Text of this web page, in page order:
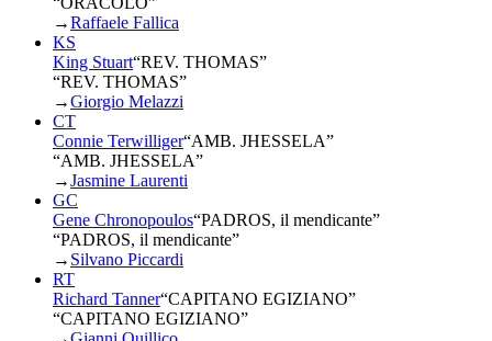
→Raffaele Fallica
KS
King Stuart“REV. THOMAS”
“REV. THOMAS”
→Giorgio Melazzi
CT
Connie Terwilliger“AMB. JHESSELA”
“AMB. JHESSELA”
→Jasmine Laurenti
GC
Gene Chronopoulos“PADROS, il mendicante”
“PADROS, il mendicante”
→ Silvano Piccardi
RT
Richard Tanner“CAPITANO EGIZIANO”
“CAPITANO EGIZIANO”